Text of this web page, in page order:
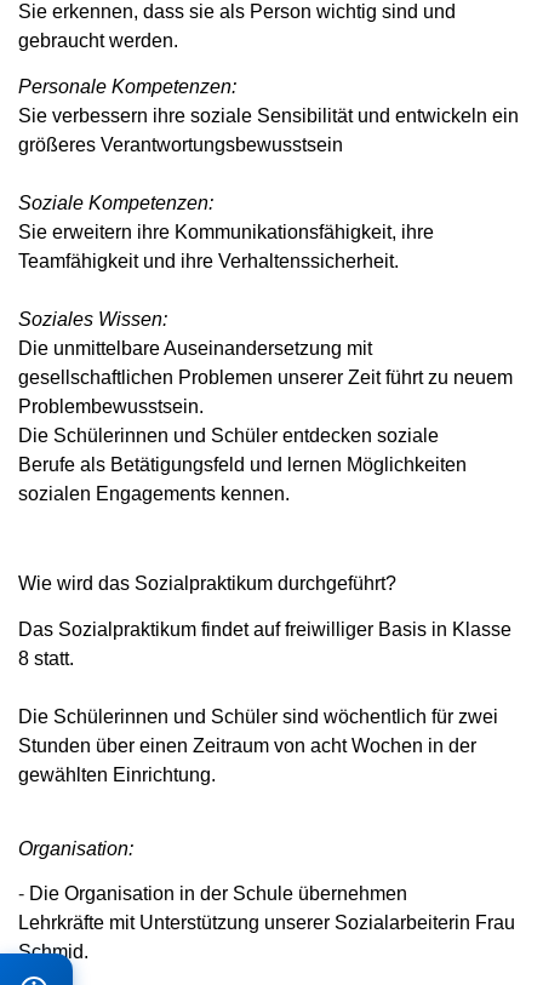
Sie erkennen, dass sie als Person wichtig sind und
gebraucht werden.
Personale Kompetenzen:
Sie verbessern ihre soziale Sensibilität und entwickeln ein
größeres Verantwortungsbewusstsein
Soziale Kompetenzen:
Sie erweitern ihre Kommunikationsfähigkeit, ihre
Teamfähigkeit und ihre Verhaltenssicherheit.
Soziales Wissen:
Die unmittelbare Auseinandersetzung mit
gesellschaftlichen Problemen unserer Zeit führt zu neuem
Problembewusstsein.
Die Schülerinnen und Schüler entdecken soziale
Berufe als Betätigungsfeld und lernen Möglichkeiten
sozialen Engagements kennen.
Wie wird das Sozialpraktikum durchgeführt?
Das Sozialpraktikum findet auf freiwilliger Basis in Klasse
8 statt.
Die Schülerinnen und Schüler sind wöchentlich für zwei
Stunden über einen Zeitraum von acht Wochen in der
gewählten Einrichtung.
Organisation:
- Die Organisation in der Schule übernehmen
Lehrkräfte mit Unterstützung unserer Sozialarbeiterin Frau
Schmid.